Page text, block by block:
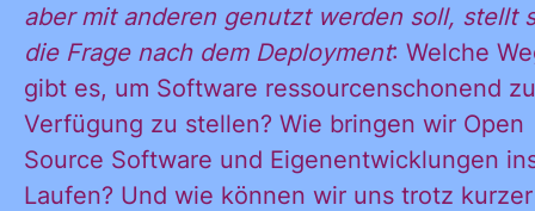
aber mit anderen genutzt werden soll, stellt
die Frage nach dem Deployment: Welche
gibt es, um Software ressourcenschonend
Verfügung zu stellen? Wie bringen wir Open
Source Software und Eigenentwicklungen
Laufen? Und wie können wir uns trotz kurzer